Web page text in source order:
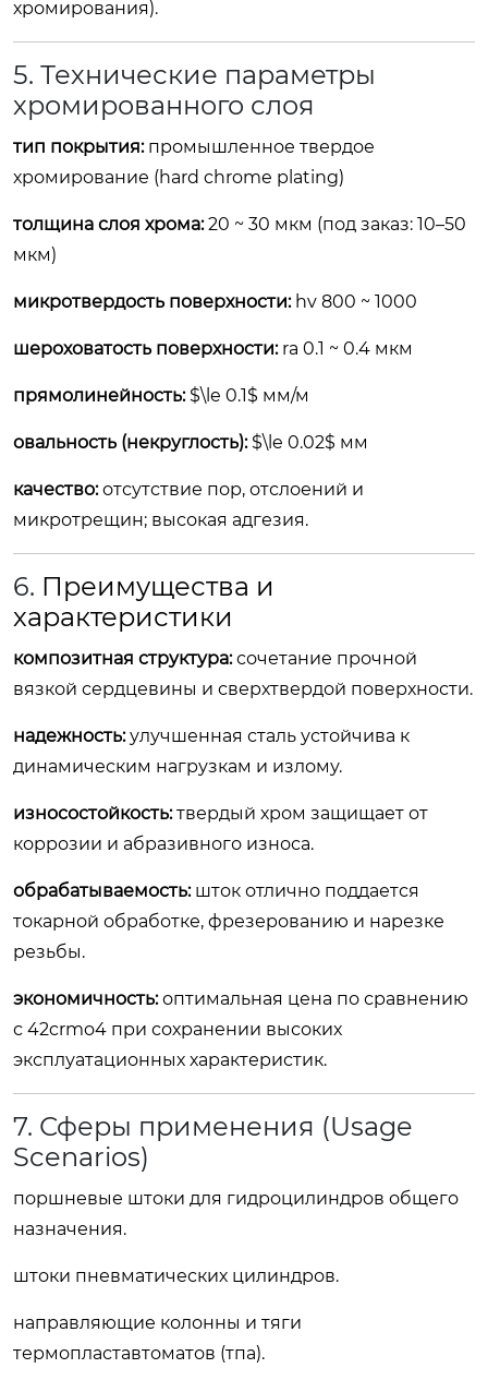
хромирования).
5. Технические параметры
хромированного слоя
тип покрытия:промышленное твердое
хромирование (hard chrome plating)
толщина слоя хрома:20 ~ 30 мкм (под заказ: 10–50
мкм)
микротвердость поверхности:hv 800 ~ 1000
шероховатость поверхности:ra 0.1 ~ 0.4 мкм
прямолинейность: $\le 0.1$ мм/м
овальность (некруглость): $\le 0.02$ мм
качество:отсутствие пор, отслоений и
микротрещин; высокая адгезия.
6. Преимущества и
характеристики
композитная структура:сочетание прочной
вязкой сердцевины и сверхтвердой поверхности.
надежность:улучшенная сталь устойчива к
динамическим нагрузкам и излому.
износостойкость:твердый хром защищает от
коррозии и абразивного износа.
обрабатываемость:шток отлично поддается
токарной обработке, фрезерованию и нарезке
резьбы.
экономичность:оптимальная цена по сравнению
с 42crmo4 при сохранении высоких
эксплуатационных характеристик.
7. Сферы применения (Usage
Scenarios)
поршневые штоки для гидроцилиндров общего
назначения.
штоки пневматических цилиндров.
направляющие колонны и тяги
термопластавтоматов (тпа).